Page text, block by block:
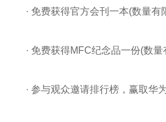
· 免费获得官方会刊一本(数量有
· 免费获得MFC纪念品一份(数量
· 参与观众邀请排行榜，赢取华